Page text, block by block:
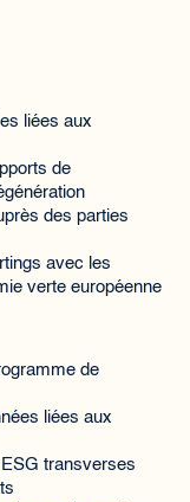
liées aux
de
des parties
avec les
verte européenne
de
liées aux
transverses